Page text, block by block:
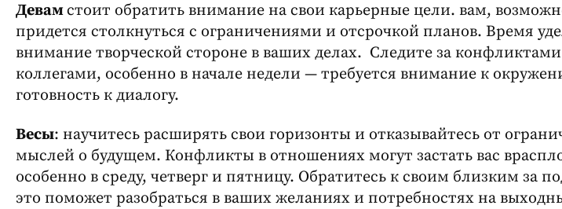
Девамстоит обратить внимание на свои карьерные цели. вам,
придется столкнуться с ограничениями и отсрочкой планов. Время
внимание творческой стороне в ваших делах. Следите за
коллегами, особенно в начале недели — требуется внимание к
готовность к диалогу.
Весы: научитесь расширять свои горизонты и отказывайтесь от
мыслей о будущем. Конфликты в отношениях могут застать вас
особенно в среду, четверг и пятницу. Обратитесь к своим близким за
это поможет разобраться в ваших желаниях и потребностях на